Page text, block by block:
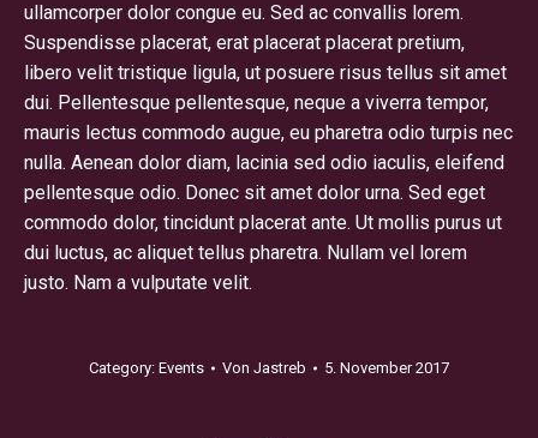
ullamcorper dolor congue eu. Sed ac convallis lorem.
Suspendisse placerat, erat placerat placerat pretium,
libero velit tristique ligula, ut posuere risus tellus sit amet
dui. Pellentesque pellentesque, neque a viverra tempor,
mauris lectus commodo augue, eu pharetra odio turpis nec
nulla. Aenean dolor diam, lacinia sed odio iaculis, eleifend
pellentesque odio. Donec sit amet dolor urna. Sed eget
commodo dolor, tincidunt placerat ante. Ut mollis purus ut
dui luctus, ac aliquet tellus pharetra. Nullam vel lorem
justo. Nam a vulputate velit.
Category: Events Von Jastreb 5. November 2017